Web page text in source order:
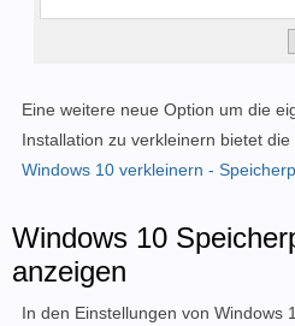
Eine weitere neue Option um die
Installation zu verkleinern bietet
Windows 10 verkleinern -
Windows 10
anzeigen
In den Einstellungen von Windows